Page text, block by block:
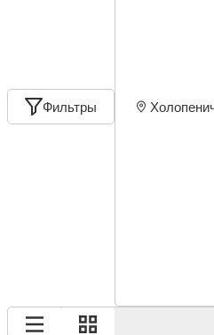
Фильтры